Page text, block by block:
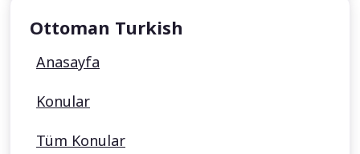
Ottoman Turkish
Anasayfa
Konular
Tüm Konular